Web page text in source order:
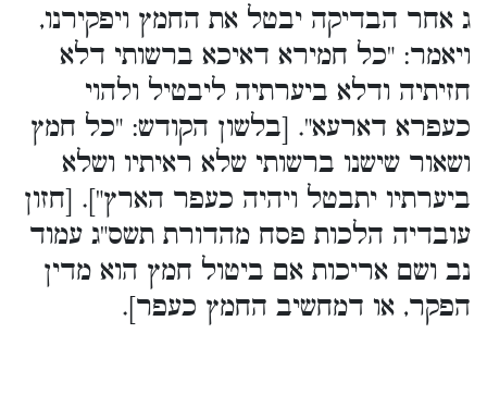
ג אחר הבדיקה יבטל את החמץ ויפקירנו,
ויאמר: "כל חמירא דאיכא ברשותי דלא
חזיתיה ודלא ביערתיה ליבטיל ולהוי
כעפרא דארעא". [בלשון הקודש: "כל חמץ
ושאור שישנו ברשותי שלא ראיתיו ושלא
ביערתיו יתבטל ויהיה כעפר הארץ"]. [חזון
עובדיה הלכות פסח מהדורת תשס"ג עמוד
נב ושם אריכות אם ביטול חמץ הוא מדין
הפקר, או דמחשיב החמץ כעפר].